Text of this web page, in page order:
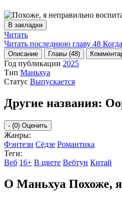
В закладки
Читать
Читать последнюю главу 48
Описание Главы (48)
Год публикации 2025
Тип Маньхуа
Статус Выпускается
Другие названия:
- (0) Оценить
Жанры:
Фэнтези Сёдзе Романтика
Теги:
Веб 16+ В цвете Вебтун Китай
О Маньхуа Похоже,